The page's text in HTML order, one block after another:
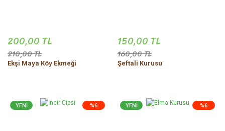
200,00 TL
210,00 TL
Ekşi Maya Köy Ekmeği
150,00 TL
160,00 TL
Şeftali Kurusu
%6
YENİ %6
YENİ